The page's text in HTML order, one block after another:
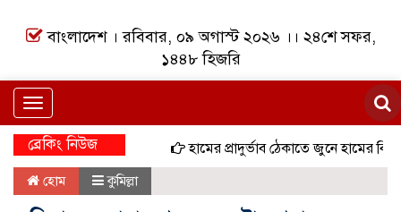
বাংলাদেশ । রবিবার, ০৯ অগাস্ট ২০২৬ ।। ২৪শে সফর,
১৪৪৮ হিজরি
Toggle
navigation
ব্রেকিং নিউজ হামের প্রাদুর্ভাব ঠেকাতে জুনে হামের বিশেষ
হোম কুমিল্লা